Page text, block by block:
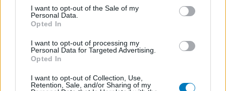
I want to opt-out of the Sale of my
Personal Data.
Opted In
I want to opt-out of processing my
Personal Data for Targeted Advertising.
Opted In
I want to opt-out of Collection, Use,
Retention, Sale, and/or Sharing of my
Maagzuur - protonpompremmers
Metoprolol (817)
Bloeddruk - betablokkers
Lyrica (795)
Epilepsie
Antibiotica - urineweginfectie